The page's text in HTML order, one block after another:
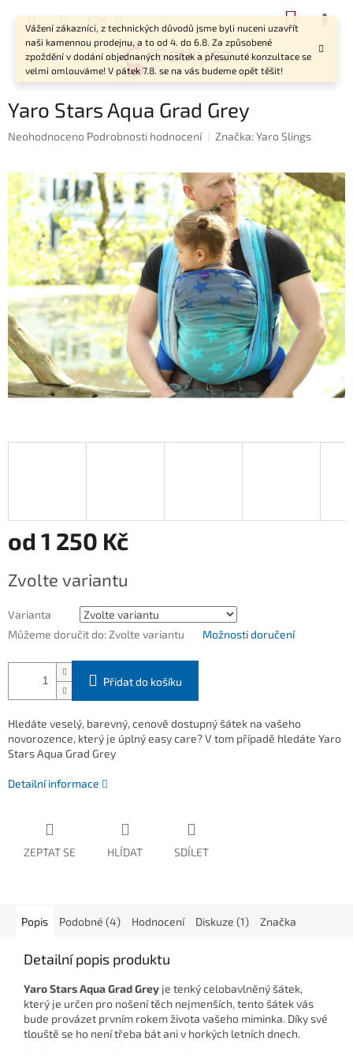
Vážení zákazníci, z technických důvodů jsme byli nuceni uzavřít
naši kamennou prodejnu, a to od 4. do 6.8. Za způsobené
zpoždění v dodání objednaných nosítek a přesunuté konzultace se
velmi omlouváme! V pátek 7.8. se na vás budeme opět těšit!
CZK
Yaro Stars Aqua Grad Grey
Průměrné
je
0,0
z
5
hvězdiček.
Neohodnoceno Podrobnosti hodnocení Značka:Yaro Slings
od 1 250 Kč
cena:
Zvolte variantu
Varianta
Můžeme doručit do: Zvolte variantu Možnosti doručení
Přidat do košíku
Hledáte veselý, barevný, cenově dostupný šátek na vašeho
novorozence, který je úplný easy care? V tom případě hledáte Yaro
Stars Aqua Grad Grey
Detailní informace
ZEPTAT SE HLÍDAT SDÍLET
Popis Podobné (4) Hodnocení Diskuze (1) Značka
Detailní popis produktu
Yaro Stars Aqua Grad Grey je tenký celobavlněný šátek,
který je určen pro nošení těch nejmenších, tento šátek vás
bude provázet prvním rokem života vašeho miminka. Díky své
tlouště se ho není třeba bát ani v horkých letních dnech.